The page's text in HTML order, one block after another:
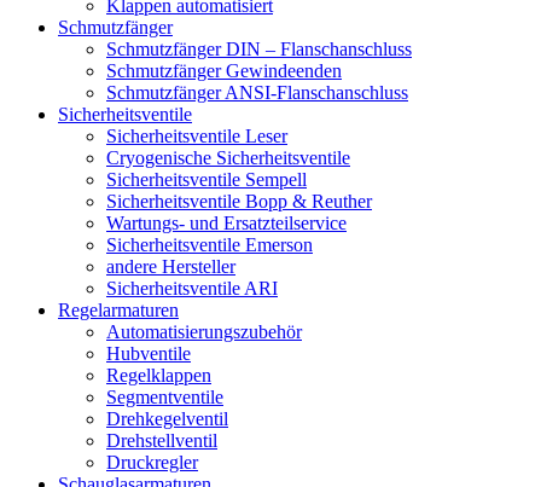
Klappen automatisiert
Schmutzfänger
Schmutzfänger DIN – Flanschanschluss
Schmutzfänger Gewindeenden
Schmutzfänger ANSI-Flanschanschluss
Sicherheitsventile
Sicherheitsventile Leser
Cryogenische Sicherheitsventile
Sicherheitsventile Sempell
Sicherheitsventile Bopp & Reuther
Wartungs- und Ersatzteilservice
Sicherheitsventile Emerson
andere Hersteller
Sicherheitsventile ARI
Regelarmaturen
Automatisierungszubehör
Hubventile
Regelklappen
Segmentventile
Drehkegelventil
Drehstellventil
Druckregler